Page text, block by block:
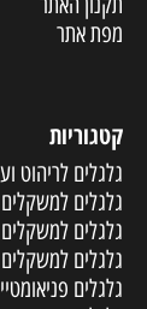
מפת אתר
קטגוריות
גלגלים לריהוט
גלגלים
גלגלים למשקלים
גלגלים
גלגלים